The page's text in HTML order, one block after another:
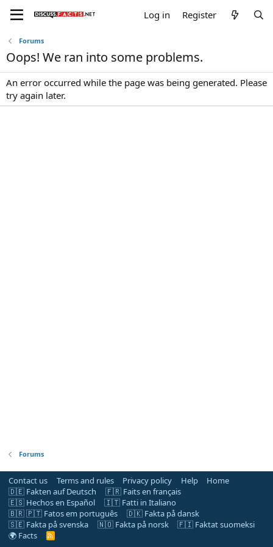
Log in Register
Forums
Oops! We ran into some problems.
An error occurred while the page was being generated. Please
try again later.
Forums
Contact us Terms and rules Privacy policy Help
Home
🇩🇪 Fakten auf Deutsch
🇫🇷 Faits en français
🇪🇸 Hechos en Español
🇮🇹 Fatti in Italiano
🇧🇷 🇵🇹 Fatos em português
🇩🇰 Fakta på dansk
🇸🇪 Fakta på svenska
🇳🇴 Fakta på norsk
🇫🇮 Faktat suomeksi
🌍 Facts
R